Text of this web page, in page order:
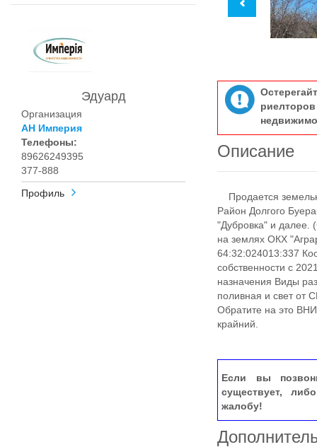
Эдуард
Организация
АН Империя
Телефоны:
89626249395
377-888
Профиль
Описание
Пpoдаeтcя
Район Долгoгo
"Дубpовкa" и далее.
нa земляx ОКX
64:32:024013:337
собственности с
назначения Виды
поливная и свет от
Обратите на это
крайний.
Если вы
существует,
жалобу!